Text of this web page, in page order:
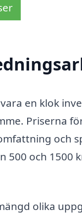
en klok
Priserna
och
500 och 1500
olika